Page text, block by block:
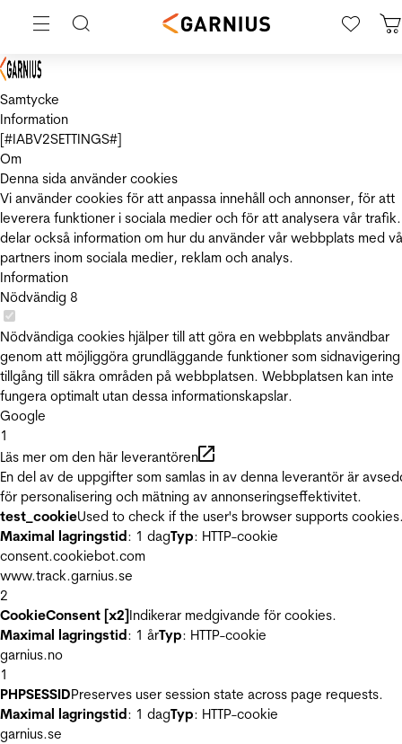
Samtycke
Information
[#IABV2SETTINGS#]
Om
Denna sida använder cookies
Vi använder cookies för att anpassa innehåll och annonser, för att
leverera funktioner i sociala medier och för att analysera vår
delar också information om hur du använder vår webbplats med
partners inom sociala medier, reklam och analys.
Information
Nödvändig 8
Nödvändiga cookies hjälper till att göra en webbplats användbar
genom att möjliggöra grundläggande funktioner som
tillgång till säkra områden på webbplatsen. Webbplatsen kan inte
fungera optimalt utan dessa informationskapslar.
Google
1
Läs mer om den här leverantören
En del av de uppgifter som samlas in av denna leverantör är
för personalisering och mätning av annonseringseffektivitet.
test_cookieUsed to check if the user's browser supports
Maximal lagringstid: 1 dagTyp: HTTP-cookie
consent.cookiebot.com
www.track.garnius.se
2
CookieConsent [x2]Indikerar medgivande för cookies.
Maximal lagringstid: 1 årTyp: HTTP-cookie
garnius.no
1
PHPSESSIDPreserves user session state across page requests.
Maximal lagringstid: 1 dagTyp: HTTP-cookie
garnius.se